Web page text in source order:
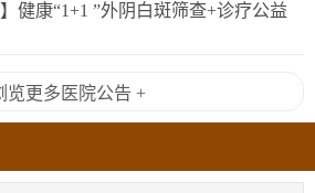
健康“1+1 ”外阴白斑筛查+诊疗公益
览更多医院公告 +